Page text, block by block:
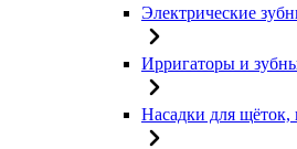
Электрические
Ирригаторы и
Насадки для щёток,